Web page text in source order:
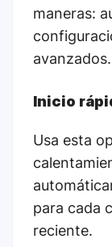
maneras:
avanzados.
Inicio
Usa esta
para cada
reciente.